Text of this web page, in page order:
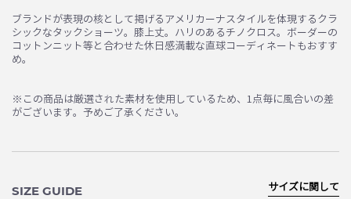
ブランドが表現の核として掲げるアメリカーナスタイルを体現するクラ
シックなタックショーツ。膝上丈。ハリのあるチノクロス。ボーダーの
コットンニット等と合わせた休日感満載な直球コーディネートもおすす
め。
※この商品は厳選された素材を使用しているため、1点毎に風合いの差
がございます。予めご了承ください。
SIZE GUIDE サイズに関して